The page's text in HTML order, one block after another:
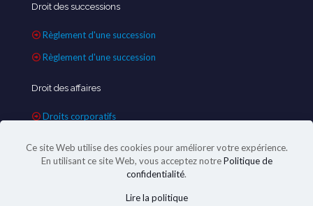
Droit des successions
Règlement d'une succession
Règlement d'une succession
Droit des affaires
Droits corporatifs
Ce site Web utilise des cookies pour améliorer votre expérience.
En utilisant ce site Web, vous acceptez notrePolitique de
confidentialité.
Lire la politique